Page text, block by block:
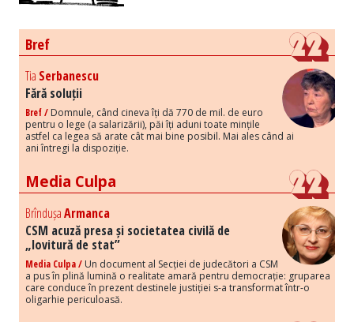
Bref
Tia Serbanescu
Fără soluții
Bref / Domnule, când cineva îți dă 770 de mil. de euro
pentru o lege (a salarizării), păi îți aduni toate mințile
astfel ca legea să arate cât mai bine posibil. Mai ales când ai
ani întregi la dispoziție.
Media Culpa
BrîndușaArmanca
CSM acuză presa și societatea civilă de
„lovitură de stat”
Media Culpa / Un document al Secției de judecători a CSM
a pus în plină lumină o realitate amară pentru democrație: gruparea
care conduce în prezent destinele justiției s-a transformat într-o
oligarhie periculoasă.